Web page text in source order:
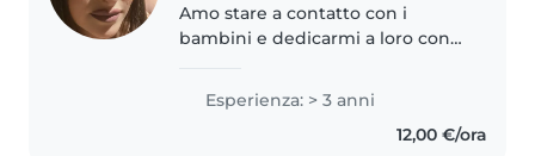
Amo stare a contatto con i
bambini e dedicarmi a loro con
allegria. Per me è fondamentale
creare un ambiente sereno in cui
farli sentire accolti, protetti..
Esperienza: > 3 anni
12,00 €/ora